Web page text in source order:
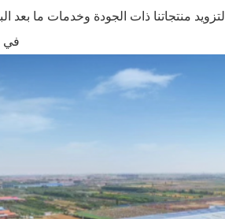
منتجاتنا ذات الجودة وخدمات ما بعد
في